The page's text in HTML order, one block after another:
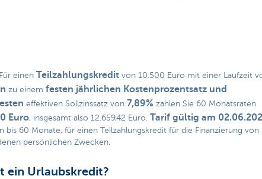
einenTeilzahlungskreditvon 10.500 Euro mit einer Laufzeit
zu einem festen jährlichen Kostenprozentsatz und
effektiven Sollzinssatz von 7,89% zahlen Sie 60 Monatsraten
Euro, insgesamt also 12.659,42 Euro. Tarif gültig am
bis 60 Monate, für einen Teilzahlungskredit für die Finanzierung von
persönlichen Zwecken.
ein Urlaubskredit?